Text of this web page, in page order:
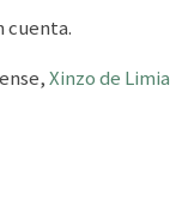
cuenta.
Xinzo de Limia